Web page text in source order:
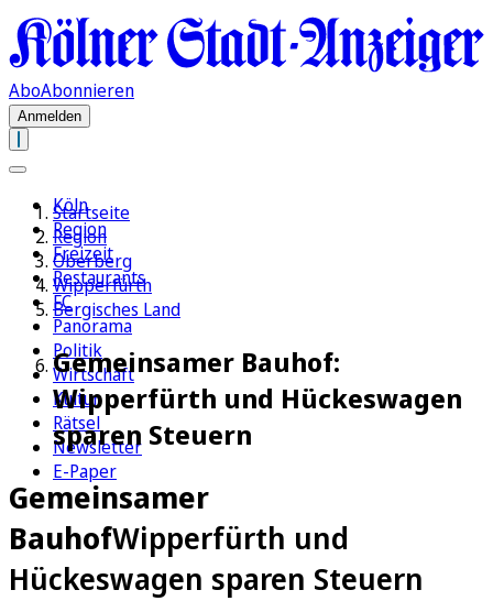
AboAbonnieren
Anmelden
Köln
Region
Freizeit
Restaurants
FC
Panorama
Politik
Wirtschaft
Kultur
Rätsel
Newsletter
E-Paper
Startseite
Region
Oberberg
Wipperfürth
Bergisches Land
Gemeinsamer Bauhof:
Wipperfürth und Hückeswagen
sparen Steuern
Gemeinsamer
BauhofWipperfürth und
Hückeswagen sparen Steuern